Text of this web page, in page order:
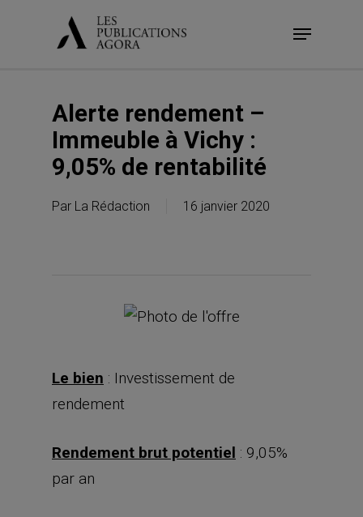
Menu
Alerte rendement –
Immeuble à Vichy :
9,05% de rentabilité
Par La Rédaction 16 janvier 2020
Le bien : Investissement de
rendement
Rendement brut potentiel : 9,05%
par an